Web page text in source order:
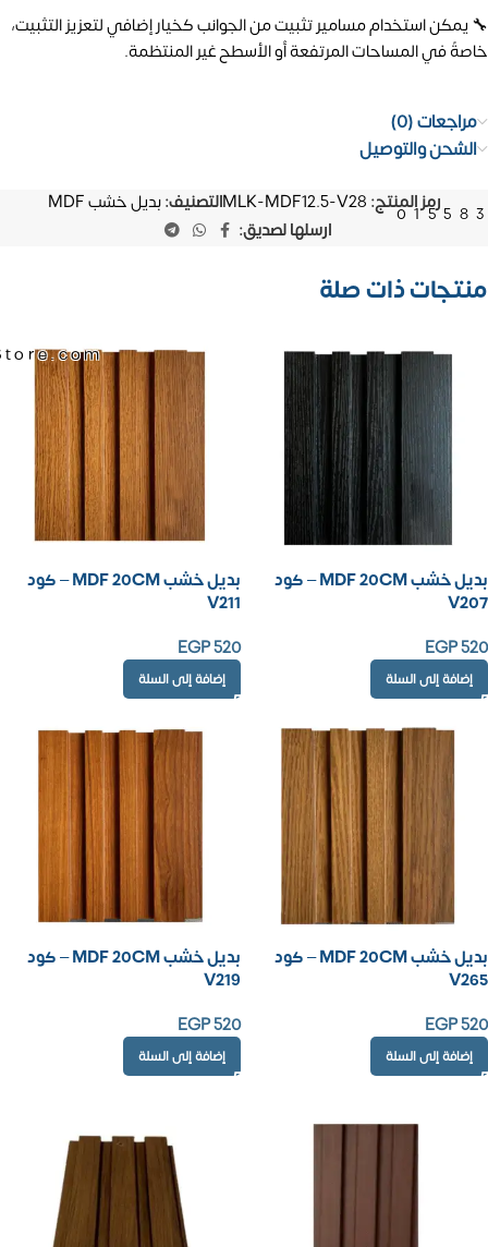
🔧 يمكن استخدام مسامير تثبيت من الجوانب كخيار إضافي لتعزيز التثبيت،
خاصةً في المساحات المرتفعة أو الأسطح غير المنتظمة.
مراجعات (0)
الشحن والتوصيل
رمز المنتج: MLK-MDF12.5-V28التصنيف:بديل خشب MDF
ارسلها لصديق:
منتجات ذات صلة
بديل خشب MDF 20CM – كود
V207
EGP520
إضافة إلى السلة
بديل خشب MDF 20CM – كود
V211
EGP520
إضافة إلى السلة
بديل خشب MDF 20CM – كود
V265
EGP520
إضافة إلى السلة
بديل خشب MDF 20CM – كود
V219
EGP520
إضافة إلى السلة